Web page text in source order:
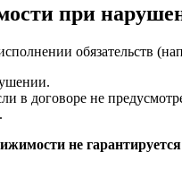
при
обязательств
в договоре не
не гарантируется